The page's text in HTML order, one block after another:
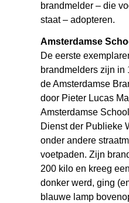
brandmelder – die
staat – adopteren.
Amsterdamse
De eerste
brandmelders zijn in
de Amsterdamse
door Pieter Lucas
Amsterdamse
Dienst der Publieke
onder andere
voetpaden. Zijn
200 kilo en kreeg
donker werd, ging
blauwe lamp